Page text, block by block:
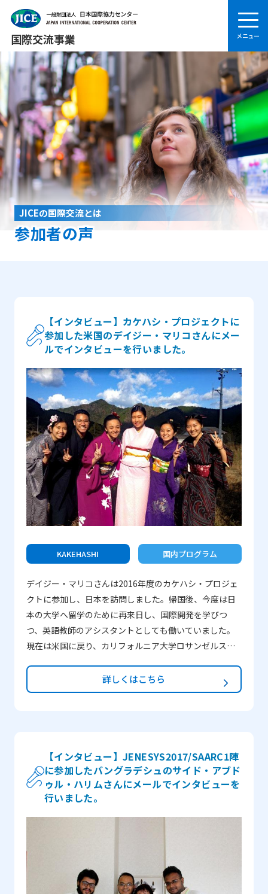
国際交流事業
JICEの国際交流とは
参加者の声
【インタビュー】カケハシ・プロジェクトに
参加した米国のデイジー・マリコさんにメー
ルでインタビューを行いました。
KAKEHASHI 国内プログラム
デイジー・マリコさんは2016年度のカケハシ・プロジェ
クトに参加し、日本を訪問しました。帰国後、今度は日
本の大学へ留学のために再来日し、国際開発を学びつ
つ、英語教師のアシスタントとしても働いていました。
現在は米国に戻り、カリフォルニア大学ロサンゼルス校
へ参加した理由は何ですか？ カケハシ・プロジェクト
に参加したのは、私のルーツについてもっと知りたかっ
すし、このプログラムに参加する同世代の人たちとも知
り合いたいと思いました。 ―カケハシ・プロジェクトで
一番印象に残っていることは何ですか？JICEの企画した
プログラムで良かった点を具体的に教えてください。ま
た、改善点があれば具体的に教えてください。 私たち
印象深かったのは、ホームステイです。参加者の女子数
名と一緒にホストマザーのお宅に何日かステイしまし
詳しくはこちら
【インタビュー】JENESYS2017/SAARC1陣
に参加したバングラデシュのサイド・アブド
ゥル・ハリムさんにメールでインタビューを
行いました。